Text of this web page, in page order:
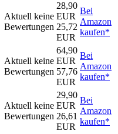
Aktuell keine
Bewertungen
28,90
EUR
25,72
EUR
Bei
Amazon
kaufen*
Aktuell keine
Bewertungen
64,90
EUR
57,76
EUR
Bei
Amazon
kaufen*
Aktuell keine
Bewertungen
29,90
EUR
26,61
EUR
Bei
Amazon
kaufen*